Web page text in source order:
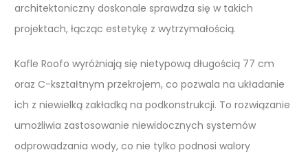
architektoniczny doskonale sprawdza się w takich
projektach, łącząc estetykę z wytrzymałością.
Kafle Roofo wyróżniają się nietypową długością 77 cm
oraz C-kształtnym przekrojem, co pozwala na układanie
ich z niewielką zakładką na podkonstrukcji. To rozwiązanie
umożliwia zastosowanie niewidocznych systemów
odprowadzania wody, co nie tylko podnosi walory